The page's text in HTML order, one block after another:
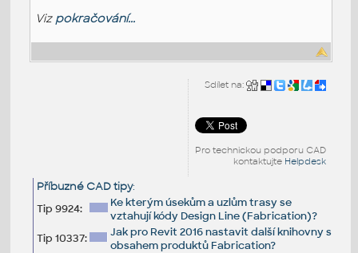
Viz pokračování...
Sdílet na:
Pro technickou podporu CAD
kontaktujte Helpdesk
Příbuzné CAD tipy:
Tip 9924:
Ke kterým úsekům a uzlům trasy se
vztahují kódy Design Line (Fabrication)?
Tip 10337:
Jak pro Revit 2016 nastavit další knihovny s
obsahem produktů Fabrication?